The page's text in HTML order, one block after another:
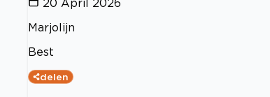
Marjolijn
Best
delen